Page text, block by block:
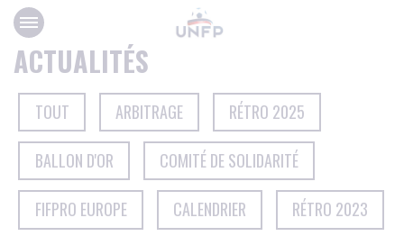
Panneau de gestion des cookies
ACTUALITÉS
TOUT ARBITRAGE RÉTRO 2025
BALLON D'OR COMITÉ DE SOLIDARITÉ
FIFPRO EUROPE CALENDRIER RÉTRO 2023